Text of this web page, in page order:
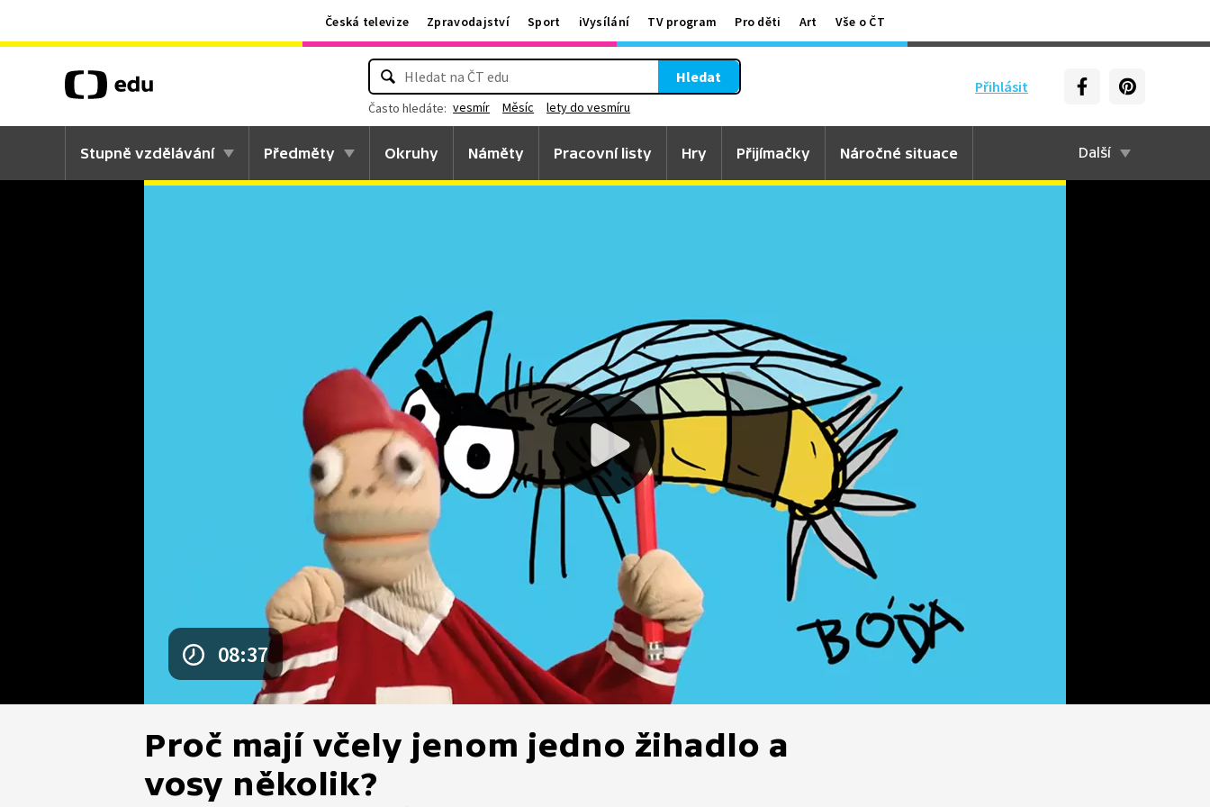
Česká televize Zpravodajství Sport iVysílání TV program Pro děti Art Vše o ČT
Přihlásit
Hledat
Často hledáte: vesmír Měsíc lety do vesmíru
Stupně vzdělávání Předměty Okruhy Náměty Pracovní listy Hry Přijímačky Náročné situace Další
08:37
Proč mají včely jenom jedno žihadlo a
vosy několik?